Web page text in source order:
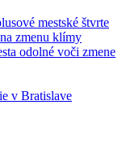
mestské štvrte
zmenu klímy
odolné voči zmene
v Bratislave